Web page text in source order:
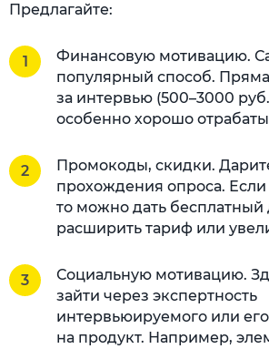
Предлагайте:
Финансовую мотивацию.
популярный способ.
за интервью (500–3000
особенно хорошо
Промокоды, скидки.
прохождения опроса. Если
то можно дать бесплатный
расширить тариф или
Социальную мотивацию.
зайти через экспертность
интервьюируемого или
на продукт. Например,